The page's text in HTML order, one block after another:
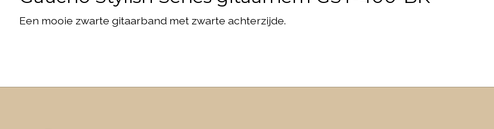
Een mooie zwarte gitaarband met zwarte achterzijde.